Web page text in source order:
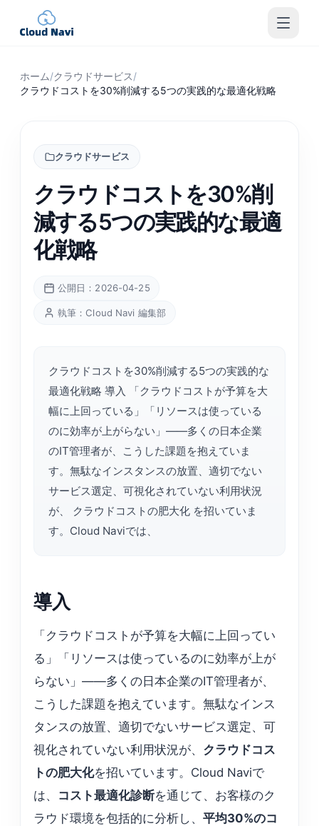
ホーム/クラウドサービス/
クラウドコストを30%削減する5つの実践的な最適化戦略
クラウドサービス
クラウドコストを30%削
減する5つの実践的な最適
化戦略
公開日：2026-04-25
執筆：Cloud Navi 編集部
クラウドコストを30%削減する5つの実践的な
最適化戦略 導入 「クラウドコストが予算を大
幅に上回っている」「リソースは使っている
のに効率が上がらない」——多くの日本企業
のIT管理者が、こうした課題を抱えていま
す。無駄なインスタンスの放置、適切でない
サービス選定、可視化されていない利用状況
が、 クラウドコストの肥大化 を招いていま
す。Cloud Naviでは、
導入
「クラウドコストが予算を大幅に上回ってい
る」「リソースは使っているのに効率が上が
らない」——多くの日本企業のIT管理者が、
こうした課題を抱えています。無駄なインス
タンスの放置、適切でないサービス選定、可
視化されていない利用状況が、 クラウドコス
トの肥大化を招いています。Cloud Naviで
は、 コスト最適化診断を通じて、お客様のク
ラウド環境を包括的に分析し、平均30%のコ